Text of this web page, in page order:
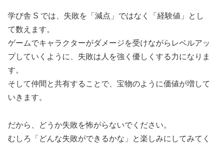
学び舎 S では、失敗を「減点」ではなく「経験値」とし
て数えます。
ゲームでキャラクターがダメージを受けながらレベルアッ
プしていくように、失敗は人を強く優しくする力になりま
す。
そして仲間と共有することで、宝物のように価値が増して
いきます。
だから、どうか失敗を怖がらないでください。
むしろ「どんな失敗ができるかな」と楽しみにしてみてく